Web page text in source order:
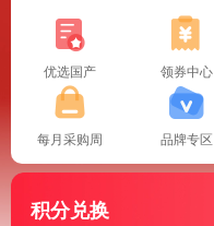
优选国产 领券中心
每月采购周 品牌专区
积分兑换